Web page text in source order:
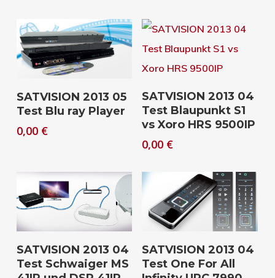
Download
SATVISION 2013 05
Test Blu ray Player
0,00 €
Download
SATVISION 2013 04
Test Blaupunkt S1
vs Xoro HRS 9500IP
0,00 €
Download
SATVISION 2013 04
Test Schwaiger MS
Download
SATVISION 2013 04
Test One For All